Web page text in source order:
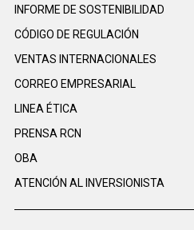
INFORME DE SOSTENIBILIDAD
CÓDIGO DE REGULACIÓN
VENTAS INTERNACIONALES
CORREO EMPRESARIAL
LINEA ÉTICA
PRENSA RCN
OBA
ATENCIÓN AL INVERSIONISTA